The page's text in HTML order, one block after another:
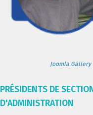
Joomla Gallery
PRÉSIDENTS DE
D'ADMINISTRATION